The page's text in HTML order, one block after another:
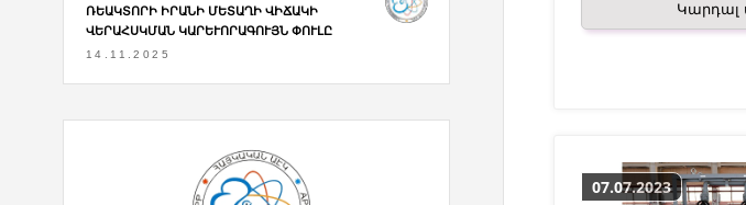
Կարդալ
07.07.2023
ՌԵԱԿՏՈՐԻ ԻՐԱՆԻ ՄԵՏԱՂԻ ՎԻՃԱԿԻ
ՎԵՐԱՀՍԿՄԱՆ ԿԱՐԵՒՈՐԱԳՈՒՅՆ ՓՈՒԼԸ
14.11.2025